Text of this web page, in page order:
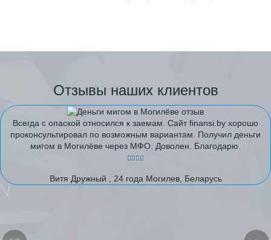
Отзывы наших клиентов
Всегда с опаской относился к заемам. Сайт finansi.by хорошо
проконсультировал по возможным вариантам. Получил деньги
мигом в Могилёве через МФО. Доволен. Благодарю.
Витя Дружный , 24 года Могилев, Беларусь